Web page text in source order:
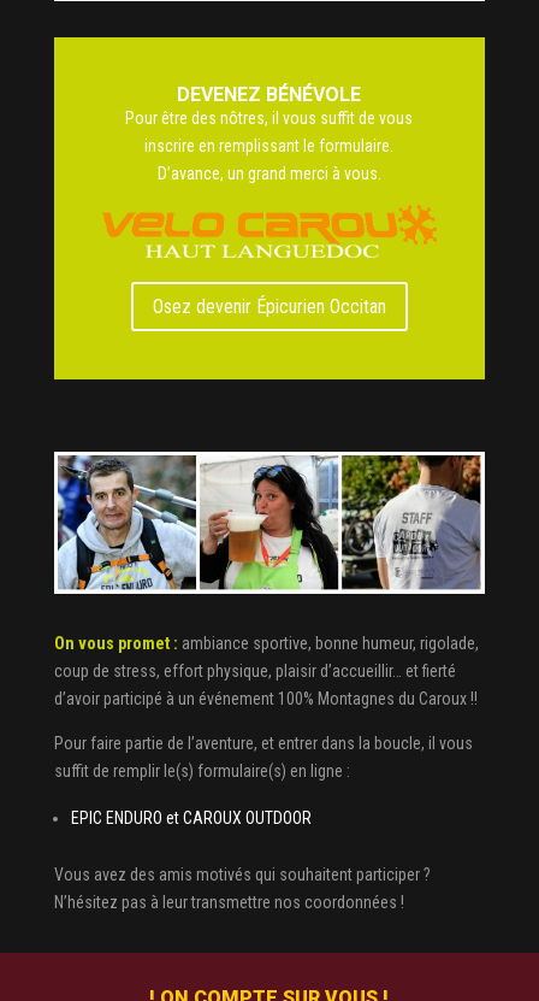
DEVENEZ BÉNÉVOLE
Pour être des nôtres, il vous suffit de vous
inscrire en remplissant le formulaire.
D’avance, un grand merci à vous.
Osez devenir Épicurien Occitan
On vous promet : ambiance sportive, bonne humeur, rigolade,
coup de stress, effort physique, plaisir d’accueillir… et fierté
d’avoir participé à un événement 100% Montagnes du Caroux !!
Pour faire partie de l’aventure, et entrer dans la boucle, il vous
suffit de remplir le(s) formulaire(s) en ligne :
EPIC ENDURO et CAROUX OUTDOOR
Vous avez des amis motivés qui souhaitent participer ?
N’hésitez pas à leur transmettre nos coordonnées !